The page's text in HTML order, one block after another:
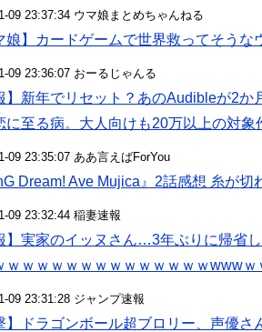
09 23:37:34 ウマ娘まとめちゃんねる
娘】カードゲームで世界救ってそうな
09 23:36:07 おーるじゃんる
】新年でリセット？あのAudibleが2
に至る病。大人向けも20万以上の対
09 23:35:07 ああ言えばForYou
Dream! Ave Mujica』2話感想 糸が
09 23:32:44 稲妻速報
】実家のイッヌさん…3年ぶりに帰省
ｗｗｗｗｗｗｗｗｗｗｗｗｗｗwwwｗ
09 23:31:28 ジャンプ速報
】ドラゴンボール超ブロリー、声優